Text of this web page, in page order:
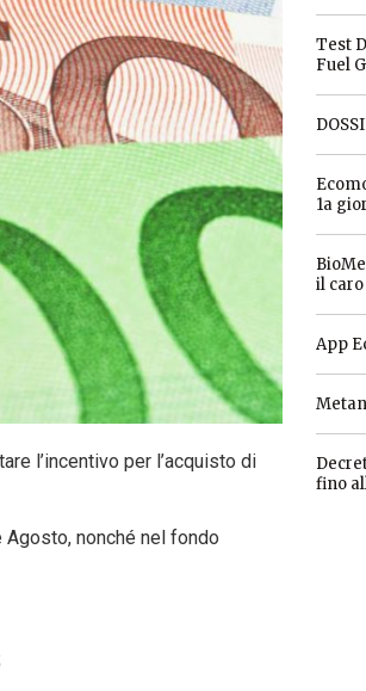
l’incentivo per l’acquisto di
nonché nel fondo
Test
Fuel
1a
il caro
App
fino